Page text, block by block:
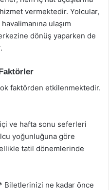
vermektedir. Yolcular,
ulaşım
dönüş yaparken de
faktörden etkilenmektedir.
ve hafta sonu seferleri
yoğunluğuna göre
tatil dönemlerinde
Biletlerinizi ne kadar önce